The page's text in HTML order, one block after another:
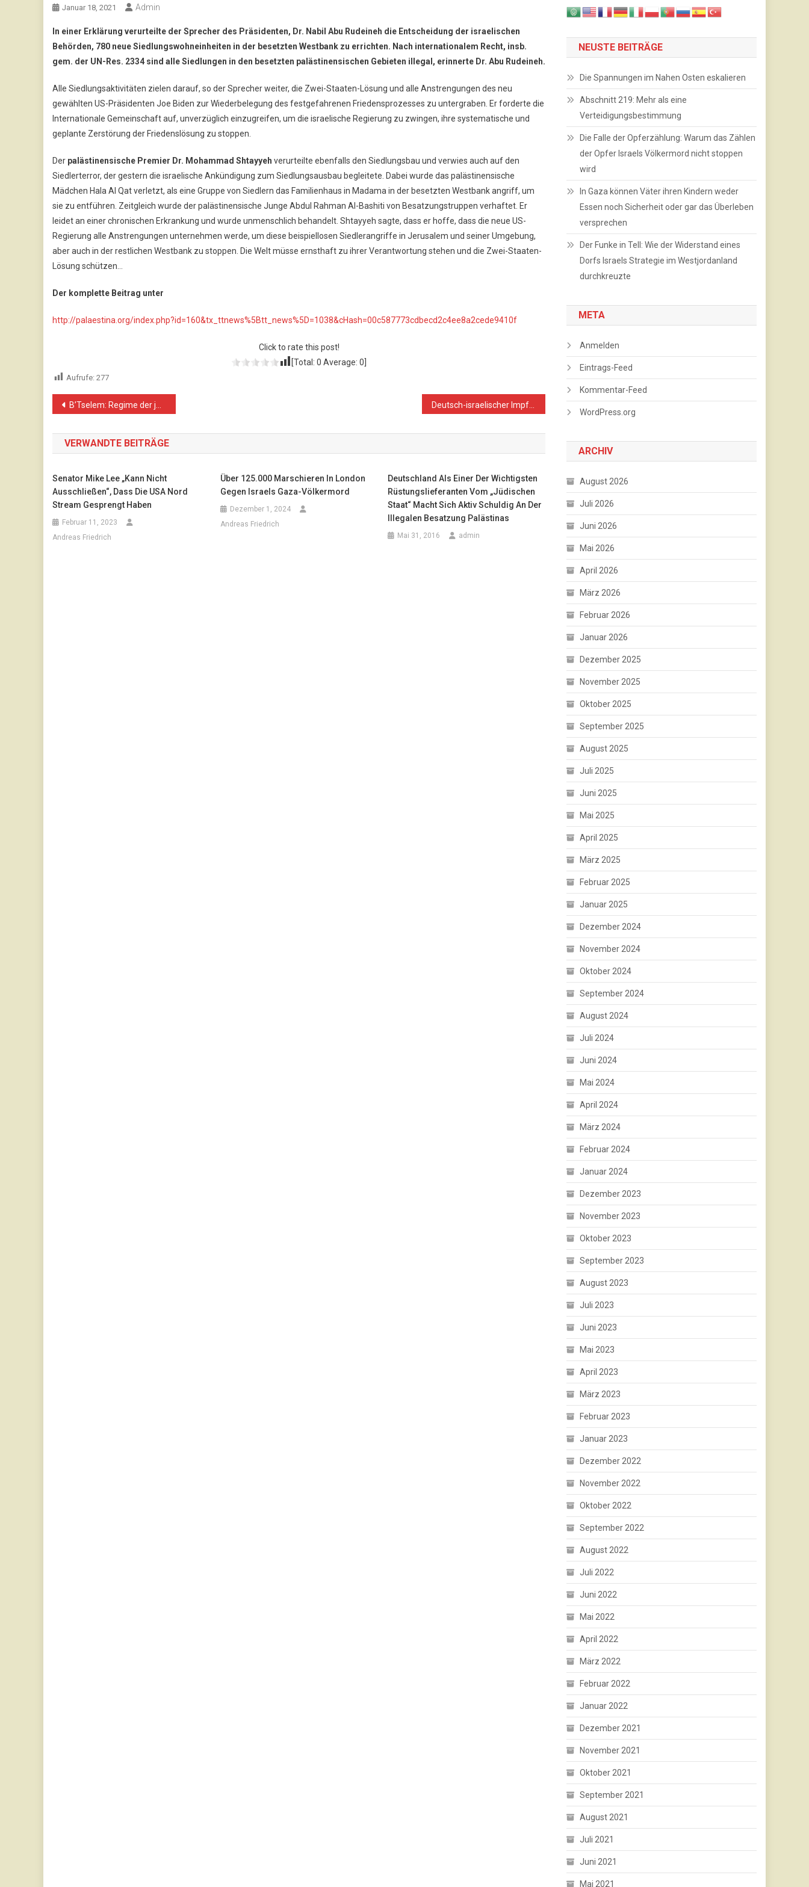
Januar 18, 2021 Admin
In einer Erklärung verurteilte der Sprecher des Präsidenten, Dr. Nabil Abu Rudeineh die Entscheidung der israelischen
Behörden, 780 neue Siedlungswohneinheiten in der besetzten Westbank zu errichten. Nach internationalem Recht, insb.
gem. der UN-Res. 2334 sind alle Siedlungen in den besetzten palästinensischen Gebieten illegal, erinnerte Dr. Abu Rudeineh.
Alle Siedlungsaktivitäten zielen darauf, so der Sprecher weiter, die Zwei-Staaten-Lösung und alle Anstrengungen des neu
gewählten US-Präsidenten Joe Biden zur Wiederbelegung des festgefahrenen Friedensprozesses zu untergraben. Er forderte die
Internationale Gemeinschaft auf, unverzüglich einzugreifen, um die israelische Regierung zu zwingen, ihre systematische und
geplante Zerstörung der Friedenslösung zu stoppen.
Der palästinensische Premier Dr. Mohammad Shtayyeh verurteilte ebenfalls den Siedlungsbau und verwies auch auf den
Siedlerterror, der gestern die israelische Ankündigung zum Siedlungsausbau begleitete. Dabei wurde das palästinensische
Mädchen Hala Al Qat verletzt, als eine Gruppe von Siedlern das Familienhaus in Madama in der besetzten Westbank angriff, um
sie zu entführen. Zeitgleich wurde der palästinensische Junge Abdul Rahman Al-Bashiti von Besatzungstruppen verhaftet. Er
leidet an einer chronischen Erkrankung und wurde unmenschlich behandelt. Shtayyeh sagte, dass er hoffe, dass die neue US-
Regierung alle Anstrengungen unternehmen werde, um diese beispiellosen Siedlerangriffe in Jerusalem und seiner Umgebung,
aber auch in der restlichen Westbank zu stoppen. Die Welt müsse ernsthaft zu ihrer Verantwortung stehen und die Zwei-Staaten-
Lösung schützen…
Der komplette Beitrag unter
http://palaestina.org/index.php?id=160&tx_ttnews%5Btt_news%5D=1038&cHash=00c587773cdbecd2c4ee8a2cede9410f
Click to rate this post!
[Total: 0 Average: 0
Aufrufe: 277
Beitragsnavigation
B’Tselem: Regime der jüdischen Vorherrschaft zwischen Jordan und Mittelmeer – Das ist Apartheid
VERWANDTE BEITRÄGE
Senator Mike Lee „kann Nicht
Ausschließen“, Dass Die USA Nord
Stream Gesprengt Haben
Februar 11, 2023
Andreas Friedrich
Über 125.000 Marschieren In London
Gegen Israels Gaza-Völkermord
Dezember 1, 2024
Andreas Friedrich
Deutschland Als Einer Der Wichtigsten
Rüstungslieferanten Vom „Jüdischen
Staat“ Macht Sich Aktiv Schuldig An Der
Illegalen Besatzung Palästinas
Mai 31, 2016 admin
NEUSTE BEITRÄGE
Die Spannungen im Nahen Osten eskalieren
Abschnitt 219: Mehr als eine
Verteidigungsbestimmung
Die Falle der Opferzählung: Warum das Zählen
der Opfer Israels Völkermord nicht stoppen
wird
In Gaza können Väter ihren Kindern weder
Essen noch Sicherheit oder gar das Überleben
versprechen
Der Funke in Tell: Wie der Widerstand eines
Dorfs Israels Strategie im Westjordanland
durchkreuzte
META
Anmelden
Eintrags-Feed
Kommentar-Feed
WordPress.org
ARCHIV
August 2026
Juli 2026
Juni 2026
Mai 2026
April 2026
März 2026
Februar 2026
Januar 2026
Dezember 2025
November 2025
Oktober 2025
September 2025
August 2025
Juli 2025
Juni 2025
Mai 2025
April 2025
März 2025
Februar 2025
Januar 2025
Dezember 2024
November 2024
Oktober 2024
September 2024
August 2024
Juli 2024
Juni 2024
Mai 2024
April 2024
März 2024
Februar 2024
Januar 2024
Dezember 2023
November 2023
Oktober 2023
September 2023
August 2023
Juli 2023
Juni 2023
Mai 2023
April 2023
März 2023
Februar 2023
Januar 2023
Dezember 2022
November 2022
Oktober 2022
September 2022
August 2022
Juli 2022
Juni 2022
Mai 2022
April 2022
März 2022
Februar 2022
Januar 2022
Dezember 2021
November 2021
Oktober 2021
September 2021
August 2021
Juli 2021
Juni 2021
Mai 2021